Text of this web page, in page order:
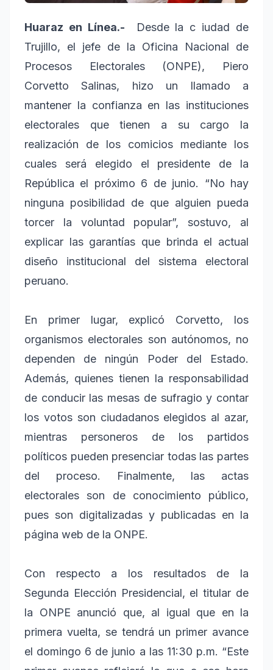
Huaraz en Línea.- Desde la c iudad de
Trujillo, el jefe de la Oficina Nacional de
Procesos Electorales (ONPE), Piero
Corvetto Salinas, hizo un llamado a
mantener la confianza en las instituciones
electorales que tienen a su cargo la
realización de los comicios mediante los
cuales será elegido el presidente de la
República el próximo 6 de junio. “No hay
ninguna posibilidad de que alguien pueda
torcer la voluntad popular”, sostuvo, al
explicar las garantías que brinda el actual
diseño institucional del sistema electoral
peruano.
En primer lugar, explicó Corvetto, los
organismos electorales son autónomos, no
dependen de ningún Poder del Estado.
Además, quienes tienen la responsabilidad
de conducir las mesas de sufragio y contar
los votos son ciudadanos elegidos al azar,
mientras personeros de los partidos
políticos pueden presenciar todas las partes
del proceso. Finalmente, las actas
electorales son de conocimiento público,
pues son digitalizadas y publicadas en la
página web de la ONPE.
Con respecto a los resultados de la
Segunda Elección Presidencial, el titular de
la ONPE anunció que, al igual que en la
primera vuelta, se tendrá un primer avance
el domingo 6 de junio a las 11:30 p.m. “Este